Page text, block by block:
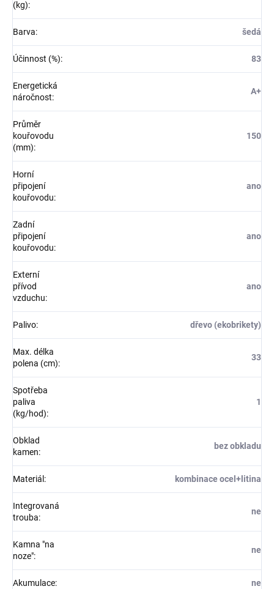
(kg):
Barva: šedá
Účinnost (%): 83
Energetická
náročnost:
A+
Průměr
kouřovodu
(mm):
150
Horní
připojení
kouřovodu:
ano
Zadní
připojení
kouřovodu:
ano
Externí
přívod
vzduchu:
ano
Palivo: dřevo (ekobrikety)
Max. délka
polena (cm):
33
Spotřeba
paliva
(kg/hod):
1
Obklad
kamen:
bez obkladu
Materiál : kombinace ocel+litina
Integrovaná
trouba:
ne
Kamna "na
noze":
ne
Akumulace: ne